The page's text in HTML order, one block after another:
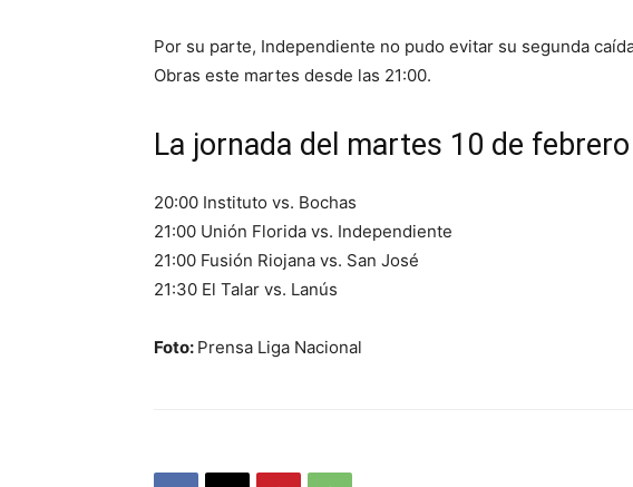
Por su parte, Independiente no pudo evitar su segunda
Obras este martes desde las 21:00.
La jornada del martes 10 de
20:00 Instituto vs. Bochas
21:00 Unión Florida vs. Independiente
21:00 Fusión Riojana vs. San José
21:30 El Talar vs. Lanús
Foto: Prensa Liga Nacional